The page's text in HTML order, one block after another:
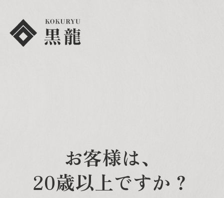
お客様は、
20歳以上ですか？